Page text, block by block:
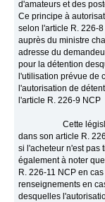
d'amateurs et des
Ce principe à
selon l'article R. 226-
auprès du ministre
adresse du
pour la détention
l'utilisation prévue de
l'autorisation de
l'article R. 226-9 NCP
Cette législation
dans son article R.
si l'acheteur n'est pas
également à noter
R. 226-11 NCP en
renseignements en
desquelles